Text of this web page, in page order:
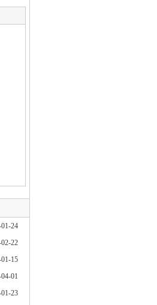
24
22
15
01
23